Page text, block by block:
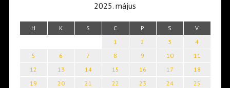
2025. május
H K S C P S V
1 2 3
4
5
6 7 8 9 10
11
12
13 14 15 16 17
18
19
20 21 22 23 24
25